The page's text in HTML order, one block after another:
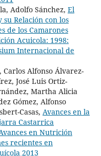
Adolfo Sánchez, El
Relación con los
de los Camarones
Acuicola: 1998:
Internacional de
Carlos Alfonso Álvarez-
José Luis Ortiz-
Martha Alicia
Gómez, Alfonso
Casas, Avances en la
Castarrica
en Nutrición
recientes en
2013